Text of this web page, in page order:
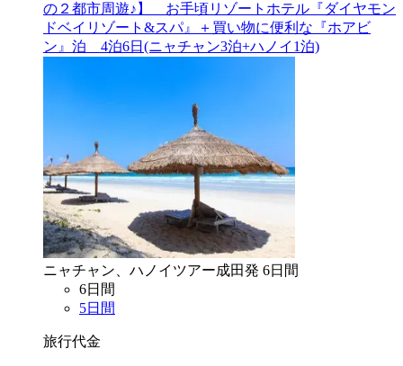
の２都市周遊♪】 お手頃リゾートホテル『ダイヤモン
ドベイリゾート&スパ』＋買い物に便利な『ホアビ
ン』泊 4泊6日(ニャチャン3泊+ハノイ1泊)
ニャチャン、ハノイ ツアー成田発 6日間
6日間
5日間
旅行代金